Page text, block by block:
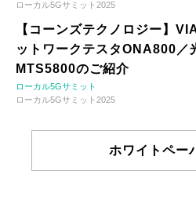
ローカル5Gサミット2025
【コーンズテクノロジー】
ットワークテスタONA800／
MTS5800のご紹介
ローカル5Gサミット
ローカル5Gサミット2025
ホワイトペー